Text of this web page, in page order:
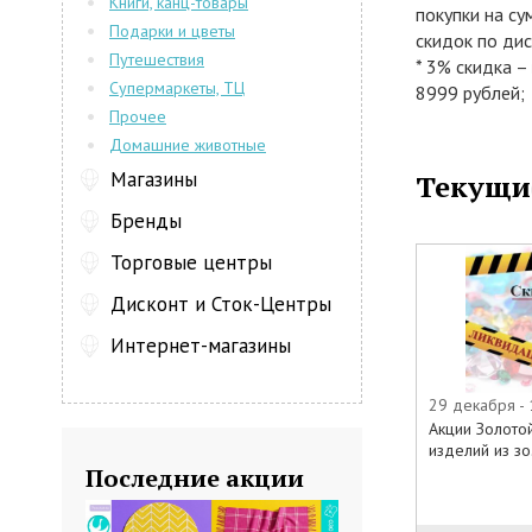
покупки на
скидок по
* 3% скидка
8999 рублей;
*5% скидка-
до 44999
45000
Скидки по
следующей
карте
Скидку по
товаров с
29 декабря -
Акции
изделий из
Подарки и цветы
Путешествия
Супермаркеты, ТЦ
Прочее
Домашние животные
Магазины
Бренды
Торговые центры
Дисконт и Сток-Центры
Интернет-магазины
Последние акции